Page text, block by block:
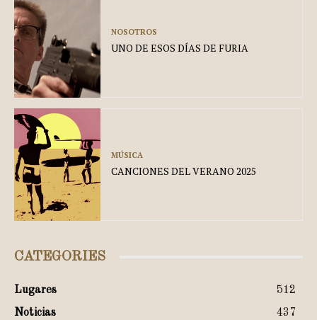
NOSOTROS
UNO DE ESOS DÍAS DE FURIA
MÚSICA
CANCIONES DEL VERANO 2025
CATEGORIES
Lugares
512
Noticias
437